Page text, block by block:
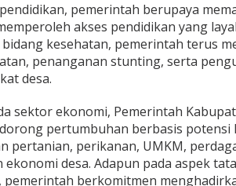
pemerintah berupaya
akses pendidikan yang
kesehatan, pemerintah terus
penanganan stunting, serta
desa.
sektor ekonomi, Pemerintah
pertumbuhan berbasis potensi
pertanian, perikanan, UMKM,
ekonomi desa. Adapun pada aspek
pemerintah berkomitmen